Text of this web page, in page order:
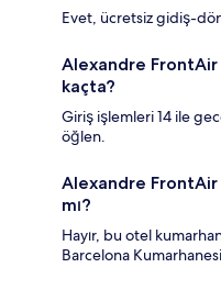
Evet, ücretsiz gidiş-
Alexandre FrontAir
kaçta?
Giriş işlemleri 14 ile
öğlen.
Alexandre
mı?
Hayır, bu otel
Barcelona